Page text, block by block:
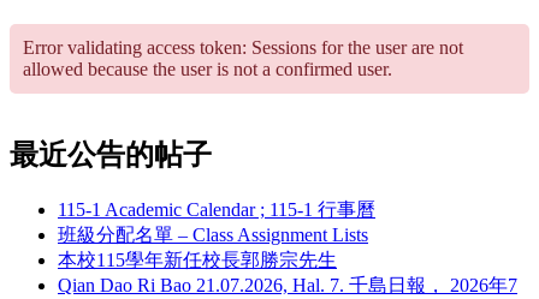
Error validating access token: Sessions for the user are not
allowed because the user is not a confirmed user.
最近公告的帖子
115-1 Academic Calendar ; 115-1 行事曆
班級分配名單 – Class Assignment Lists
本校115學年新任校長郭勝宗先生
Qian Dao Ri Bao 21.07.2026, Hal. 7. 千島日報， 2026年7